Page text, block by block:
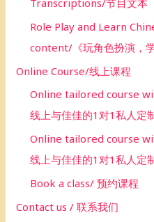
Transcriptions/节目文本
Role Play and Learn
content/《玩角色扮演，
Online Course/线上课程
Online tailored course
线上与佳佳的1对1私人定
Online tailored course
线上与佳佳的1对1私人定
Book a class/ 预约课程
Contact us / 联系我们